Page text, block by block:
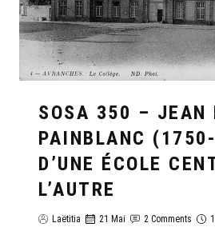
SOSA 350 – JEAN
PAINBLANC
D’UNE ÉCOLE
L’AUTRE
Laëtitia 21 Mai 2 Comments